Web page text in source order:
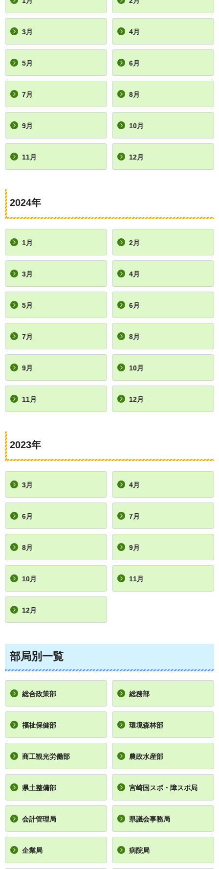
3月 4月
5月 6月
7月 8月
9月 10月
11月 12月
2024年
1月 2月
3月 4月
5月 6月
7月 8月
9月 10月
11月 12月
2023年
3月 4月
6月 7月
8月 9月
10月 11月
12月
部局別一覧
総合政策部 総務部
福祉保健部 環境森林部
商工観光労働部 農政水産部
県土整備部 宮崎国スポ・障スポ局
会計管理局 県議会事務局
企業局 病院局